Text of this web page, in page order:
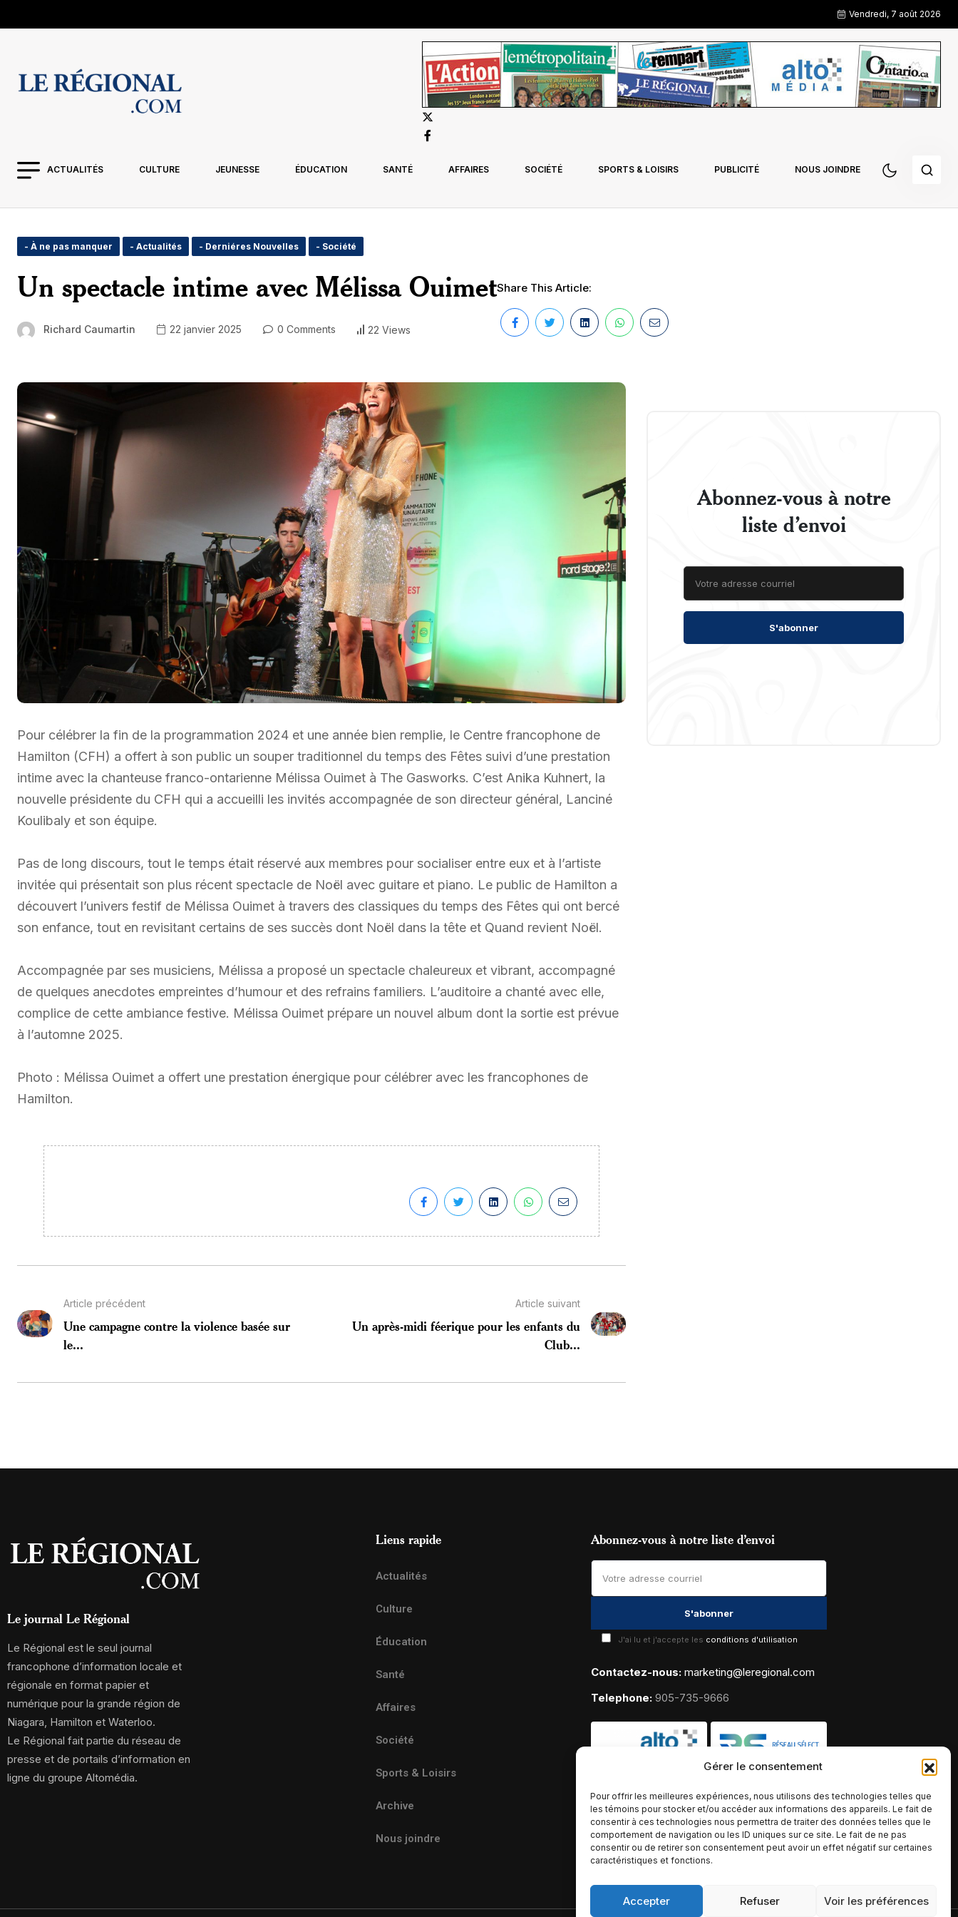
Gérer le consentement
Pour offrir les meilleures expériences, nous utilisons des technologies telles que
les témoins pour stocker et/ou accéder aux informations des appareils. Le fait de
consentir à ces technologies nous permettra de traiter des données telles que le
comportement de navigation ou les ID uniques sur ce site. Le fait de ne pas
consentir ou de retirer son consentement peut avoir un effet négatif sur certaines
caractéristiques et fonctions.
Accepter Refuser Voir les préférences
Vendredi, 7 août 2026
ACTUALITÉS CULTURE JEUNESSE ÉDUCATION SANTÉ AFFAIRES SOCIÉTÉ SPORTS & LOISIRS PUBLICITÉ NOUS JOINDRE
- À ne pas manquer - Actualités - Derniéres Nouvelles - Société
Un spectacle intime avec Mélissa Ouimet
Richard Caumartin 22 janvier 2025 0 Comments 22 Views
Share This Article:
Pour célébrer la fin de la programmation 2024 et une année bien remplie, le Centre francophone de
Hamilton (CFH) a offert à son public un souper traditionnel du temps des Fêtes suivi d’une prestation
intime avec la chanteuse franco-ontarienne Mélissa Ouimet à The Gasworks. C’est Anika Kuhnert, la
nouvelle présidente du CFH qui a accueilli les invités accompagnée de son directeur général, Lanciné
Koulibaly et son équipe.
Pas de long discours, tout le temps était réservé aux membres pour socialiser entre eux et à l’artiste
invitée qui présentait son plus récent spectacle de Noël avec guitare et piano. Le public de Hamilton a
découvert l’univers festif de Mélissa Ouimet à travers des classiques du temps des Fêtes qui ont bercé
son enfance, tout en revisitant certains de ses succès dont Noël dans la tête et Quand revient Noël.
Accompagnée par ses musiciens, Mélissa a proposé un spectacle chaleureux et vibrant, accompagné
de quelques anecdotes empreintes d’humour et des refrains familiers. L’auditoire a chanté avec elle,
complice de cette ambiance festive. Mélissa Ouimet prépare un nouvel album dont la sortie est prévue
à l’automne 2025.
Photo : Mélissa Ouimet a offert une prestation énergique pour célébrer avec les francophones de
Hamilton.
Article précédent
Une campagne contre la violence basée sur
le...
Article suivant
Un après-midi féerique pour les enfants du
Club...
Abonnez-vous à notre
liste d’envoi
Le journal Le Régional
Le Régional est le seul journal
francophone d’information locale et
régionale en format papier et
numérique pour la grande région de
Niagara, Hamilton et Waterloo.
Le Régional fait partie du réseau de
presse et de portails d’information en
ligne du groupe Altomédia.
Liens rapide
Actualités
Culture
Éducation
Santé
Affaires
Société
Sports & Loisirs
Archive
Nous joindre
Abonnez-vous à notre liste d’envoi
J'ai lu et j'accepte les conditions d'utilisation
Contactez-nous: marketing@leregional.com
Telephone: 905-735-9666